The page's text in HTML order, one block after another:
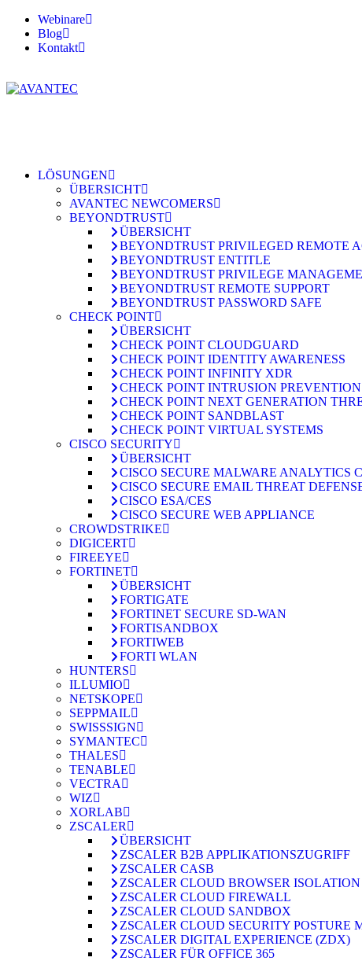
Webinare
Blog
Kontakt
LÖSUNGEN
ÜBERSICHT
AVANTEC NEWCOMERS
BEYONDTRUST
ÜBERSICHT
BEYONDTRUST PRIVILEGED REMOTE
BEYONDTRUST ENTITLE
BEYONDTRUST PRIVILEGE
BEYONDTRUST REMOTE SUPPORT
BEYONDTRUST PASSWORD SAFE
CHECK POINT
ÜBERSICHT
CHECK POINT CLOUDGUARD
CHECK POINT IDENTITY AWARENESS
CHECK POINT INFINITY XDR
CHECK POINT INTRUSION
CHECK POINT NEXT GENERATION
CHECK POINT SANDBLAST
CHECK POINT VIRTUAL SYSTEMS
CISCO SECURITY
ÜBERSICHT
CISCO SECURE MALWARE ANALYTICS
CISCO SECURE EMAIL THREAT
CISCO ESA/CES
CISCO SECURE WEB APPLIANCE
CROWDSTRIKE
DIGICERT
FIREEYE
FORTINET
ÜBERSICHT
FORTIGATE
FORTINET SECURE SD-WAN
FORTISANDBOX
FORTIWEB
FORTI WLAN
HUNTERS
ILLUMIO
NETSKOPE
SEPPMAIL
SWISSSIGN
SYMANTEC
THALES
TENABLE
VECTRA
WIZ
XORLAB
ZSCALER
ÜBERSICHT
ZSCALER B2B APPLIKATIONSZUGRIFF
ZSCALER CASB
ZSCALER CLOUD BROWSER ISOLATION
ZSCALER CLOUD FIREWALL
ZSCALER CLOUD SANDBOX
ZSCALER CLOUD SECURITY POSTURE
ZSCALER DIGITAL EXPERIENCE (ZDX)
ZSCALER FÜR OFFICE 365